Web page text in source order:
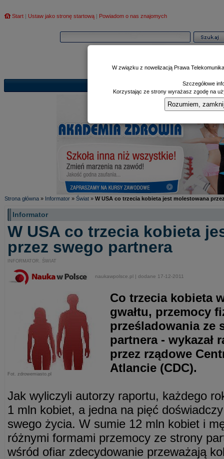
Start | Ustaw jako stronę startową | Powiadom o nas znajomych
Poczekalnia|
Strona główna » Informator » Świat » W USA co trzecia kobieta jest molestowana
Informator
W USA co trzecia kobieta
przez swego partnera
INFORMATOR. ŚWIAT
naukawpolsce.pl | dodane 17-12-2011
Fot. zdrowemiasto.pl
Co trzecia kobieta
gwałtu, przemocy
prześladowania ze
partnera - wykazał
przez rządowe
Atlancie (CDC).
Jak wyliczyli autorzy raportu, każdego
1 mln kobiet, a jedna na pięć
swego życia. W sumie 12 mln kobiet i
różnymi formami przemocy ze strony
wśród ofiar zdecydowanie przeważają
W związku z nowelizacją Prawa
Szczegółowe
Korzystając ze strony wyrażasz zgodę na
Rozumiem,